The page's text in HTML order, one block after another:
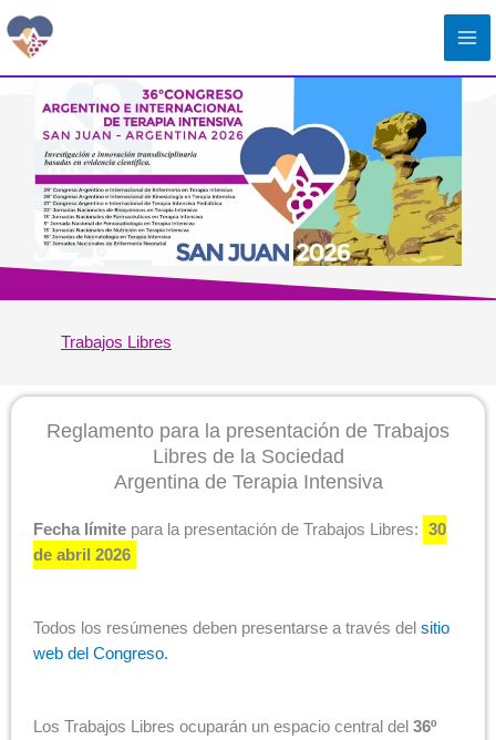
al
contenido
Trabajos Libres
Reglamento para la presentación de Trabajos
Libres de la Sociedad
Argentina de Terapia Intensiva
Fecha límite para la presentación de Trabajos Libres:
30
de abril 2026
Todos los resúmenes deben presentarse a través del sitio
web del Congreso.
Los Trabajos Libres ocuparán un espacio central del 36º